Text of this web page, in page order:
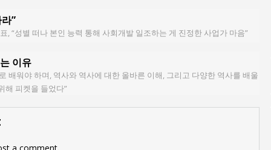
”
, “성별 떠나 본인 능력 통해 사회개발 일조하는 게 진정한 사업가 마음”
이유
배워야 하며, 역사와 역사에 대한 올바른 이해, 그리고 다양한 역사를 배울
해 피켓을 들었다”